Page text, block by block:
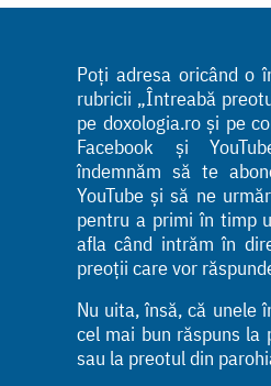
Poți adresa oricând o
rubricii „Întreabă
pe doxologia.ro și pe
Facebook și
îndemnăm să te
YouTube și să ne
pentru a primi în timp
afla când intrăm în
preoții care vor
Nu uita, însă, că unele
cel mai bun răspuns la
sau la preotul din